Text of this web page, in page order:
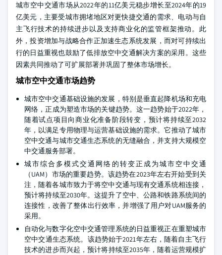
城市空中交通市场从2022年的11亿美元稳步增长至2024年的19
亿美元，主要受城市拥堵地区对更快捷交通的需求、电动与自
主飞行技术的持续进步以及支持商业化的监管框架推动。此
外，投资增加与战略合作正加速生态系统发展，而对可持续出
行的日益重视也鼓励了低排放空中交通解决方案的采用。这些
因素共同推动了可扩展部署并巩固了整体市场增长。
城市空中交通市场趋势
城市空中交通基础设施的发展，特别是垂直起降机场和充电
网络，正成为塑造市场的关键趋势。这一趋势始于2022年，
随着试点项目向商业化准备阶段转变，预计将持续至2032
年，以满足专用物理与运营基础设施的需求。它推动了城市
空中交通与城市交通生态系统的无缝融合，并支持大规模空
中交通服务部署。
城市综合多模式交通网络的转变正成为城市空中交通
（UAM）市场的重要趋势。该趋势在2023年左右开始受到关
注，随着各城市致力于将空中交通与现有交通系统相连接，
预计将持续至2030年。这提升了空中、公路和铁路系统间的
连接性，改善了整体出行效率，并增强了用户对UAM服务的
采用。
自动化与数字化空中交通管理系统的日益重视正在重塑城市
空中交通生态系统。该趋势始于2021年左右，随着自主飞行
技术的进步而兴起，预计将持续至2035年，随着运营规模扩